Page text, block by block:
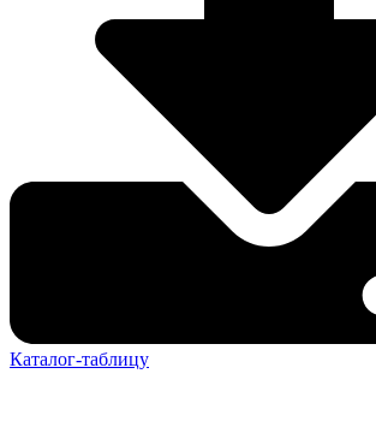
Каталог-таблицу